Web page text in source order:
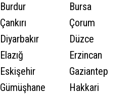
Burdur
Bursa
Çankırı
Çorum
Diyarbakır
Düzce
Elazığ
Erzincan
Eskişehir
Gaziantep
Gümüşhane
Hakkari